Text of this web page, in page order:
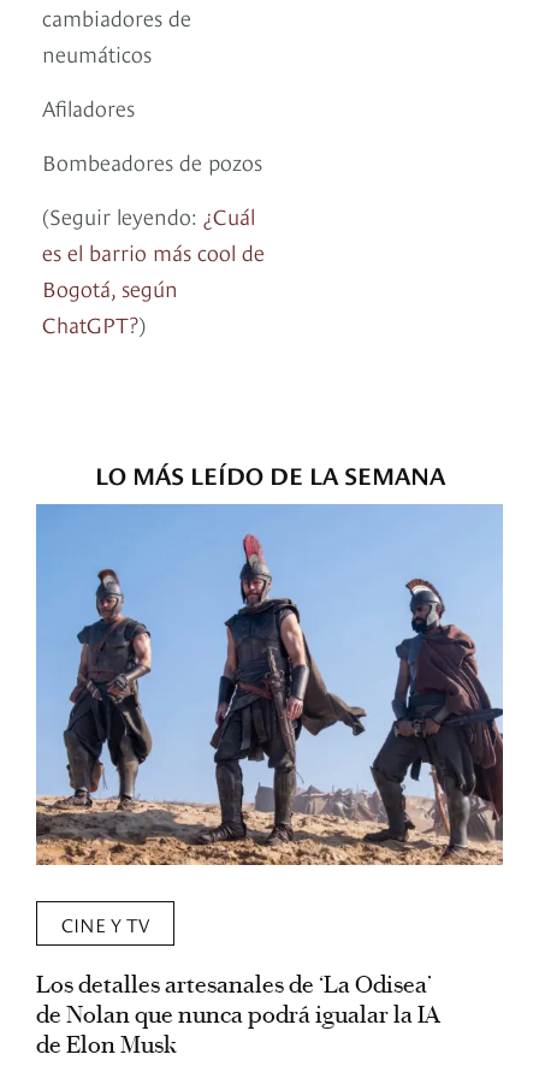
cambiadores de
neumáticos
Afiladores
Bombeadores de pozos
(Seguir leyendo: ¿Cuál
es el barrio más cool de
Bogotá, según
ChatGPT?)
LO MÁS LEÍDO DE LA SEMANA
CINE Y TV
Los detalles artesanales de ‘La Odisea’
de Nolan que nunca podrá igualar la IA
de Elon Musk